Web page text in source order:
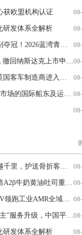
获欧盟机构认证
研发体系全解析
湾青少年公开赛圆满收官
并推迟在美国进行双重上市计划
进入了定制汽车的新时代
的国际船东及运营商
送骨折客户平安返乡
油吐司重新定义鲜奶吐司
业AMR全域智能化浪潮
安构建“车+家+人”全新服务生态
研发体系全解析